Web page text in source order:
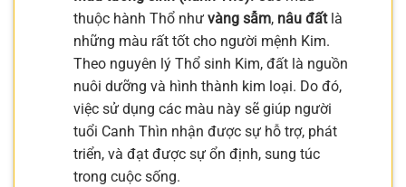
thuộc hành Thổ như vàng sẫm, nâu đấtlà
những màu rất tốt cho người mệnh Kim.
Theo nguyên lý Thổ sinh Kim, đất là nguồn
nuôi dưỡng và hình thành kim loại. Do đó,
việc sử dụng các màu này sẽ giúp người
tuổi Canh Thìn nhận được sự hỗ trợ, phát
triển, và đạt được sự ổn định, sung túc
trong cuộc sống.